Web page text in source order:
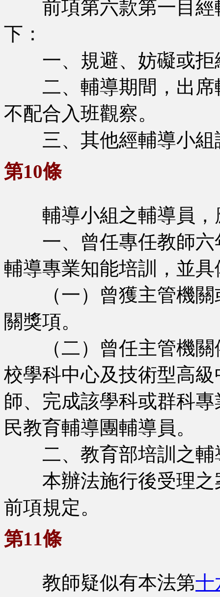
前項第六款第一目經
下：
一、規避、妨礙或拒
二、輔導期間，出席
不配合入班觀察。
三、其他經輔導小組
第10條
輔導小組之輔導員，
一、曾任專任教師六
輔導專業知能培訓，並
（一）曾獲主管機關
關獎項。
（二）曾任主管機關
校學科中心及技術型高
師、完成該學科或群科
民教育輔導團輔導員。
二、教育部培訓之輔
本辦法施行後受理之
前項規定。
第11條
教師疑似有本法第十